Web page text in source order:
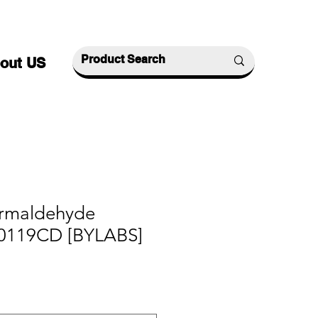
US
[BYLABS]